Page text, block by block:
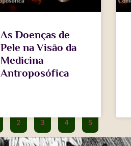
As Doenças de
Pele na Visão da
Medicina
Antroposófica
2 3 4 5